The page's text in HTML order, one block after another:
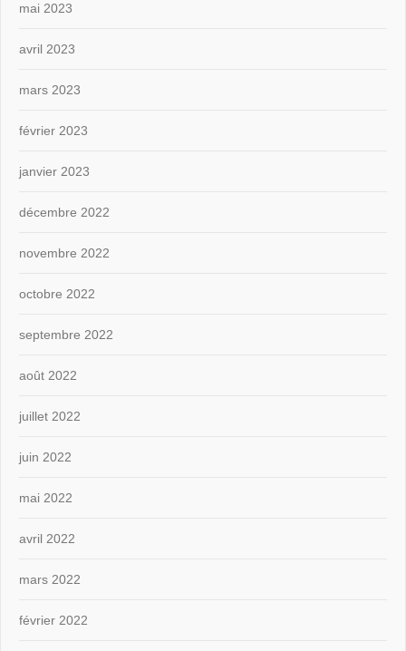
mai 2023
avril 2023
mars 2023
février 2023
janvier 2023
décembre 2022
novembre 2022
octobre 2022
septembre 2022
août 2022
juillet 2022
juin 2022
mai 2022
avril 2022
mars 2022
février 2022